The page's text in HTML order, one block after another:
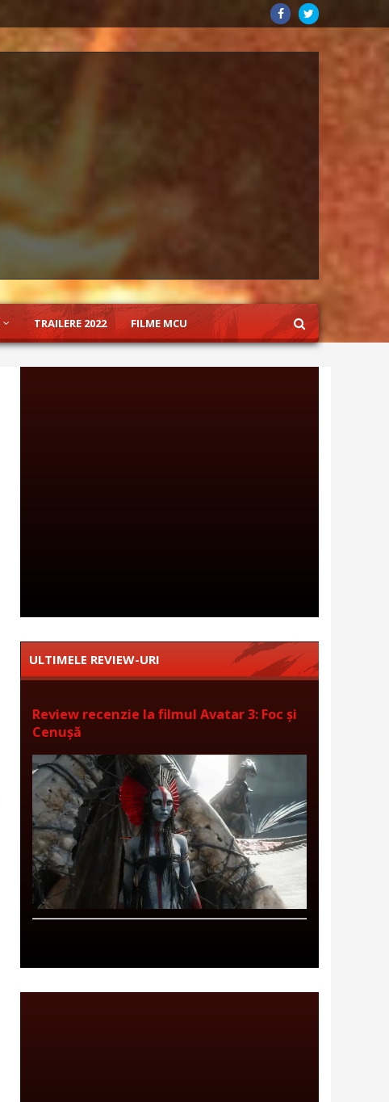
TRAILERE 2022 FILME MCU
ULTIMELE REVIEW-URI
Review recenzie la filmul Avatar 3: Foc și
Cenușă